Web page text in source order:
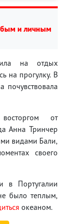
и личным
на отдых
на прогулку. В
от
Анна Тринчер
видами Бали,
своего
в Португалии
было теплым,
океаном.